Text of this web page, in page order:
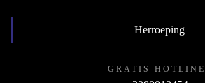
Herroeping
GRATIS HOTLINE